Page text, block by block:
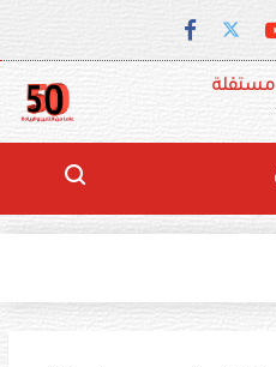
مستقلة